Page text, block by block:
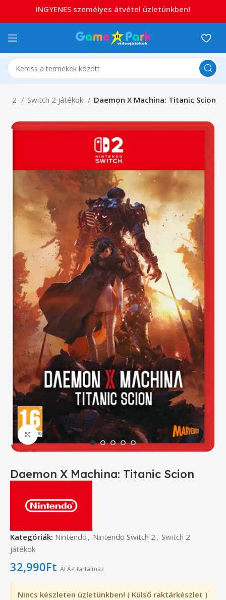
2 Switch 2 játékok Daemon X Machina: Titanic Scion
Click to enlarge
Daemon X Machina: Titanic Scion
Kategóriák: Nintendo , Nintendo Switch 2 , Switch 2
játékok
32,990Ft ÁFÁ-t tartalmaz
Nincs készleten üzletünkben! ( Külső raktárkészlet )
INGYENES személyes átvétel üzletünkben!